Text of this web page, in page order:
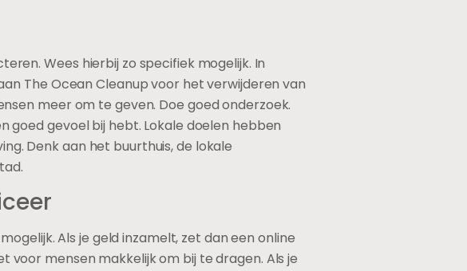
Wees hierbij zo specifiek mogelijk. In
The Ocean Cleanup voor het verwijderen van
meer om te geven. Doe goed onderzoek.
goed gevoel bij hebt. Lokale doelen hebben
Denk aan het buurthuis, de lokale
Als je geld inzamelt, zet dan een online
mensen makkelijk om bij te dragen. Als je